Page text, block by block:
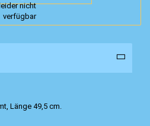
Länge 49,5 cm.